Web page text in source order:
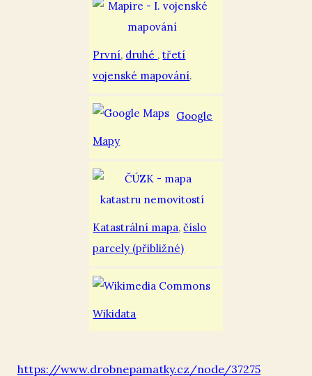
První, druhé ,třetí
vojenské mapování.
Google
Mapy
Katastrální mapa,číslo
parcely (přibližné)
Wikidata
https://www.drobnepamatky.cz/node/37275